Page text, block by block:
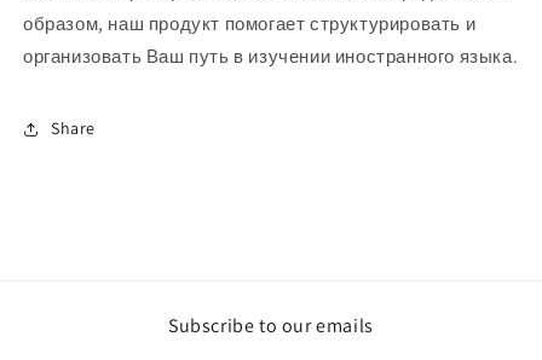
образом, наш продукт помогает структурировать и
организовать Ваш путь в изучении иностранного языка.
Share
Subscribe to our emails